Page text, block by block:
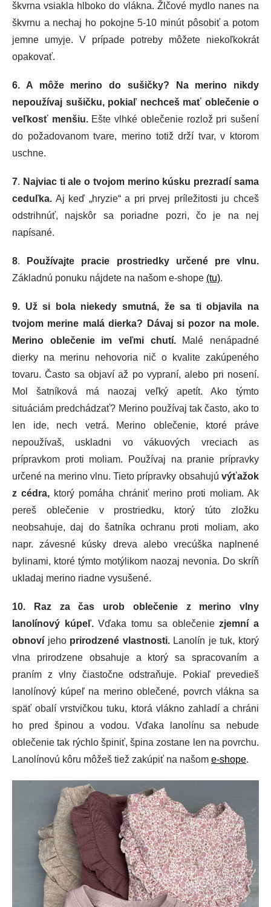
škvrna vsiakla hlboko do vlákna. Žlčové mydlo nanes na
škvrnu a nechaj ho pokojne 5-10 minút pôsobiť a potom
jemne umyje. V prípade potreby môžete niekoľkokrát
opakovať.
6. A môže merino do sušičky? Na merino nikdy
nepoužívaj sušičku, pokiaľ nechceš mať oblečenie o
veľkosť menšiu.Ešte vlhké oblečenie rozlož pri sušení
do požadovanom tvare, merino totiž drží tvar, v ktorom
uschne.
7. Najviac ti ale o tvojom merino kúsku prezradí sama
ceduľka. Aj keď „hryzie“ a pri prvej príležitosti ju chceš
odstrihnúť, najskôr sa poriadne pozri, čo je na nej
napísané.
8.
Používajte pracie prostriedky určené pre vlnu.
Základnú ponuku nájdete na našom e-shope (tu).
9. Už si bola niekedy smutná, že sa ti objavila na
tvojom merine malá dierka? Dávaj si pozor na mole.
Merino oblečenie im veľmi chutí.Malé nenápadné
dierky na merinu nehovoria nič o kvalite zakúpeného
tovaru. Často sa objaví až po vypraní, alebo pri nosení.
Mol šatníková má naozaj veľký apetít. Ako týmto
situáciám predchádzať? Merino používaj tak často, ako to
len ide, nech vetrá. Merino oblečenie, ktoré práve
nepoužívaš, uskladni vo vákuových vreciach as
prípravkom proti moliam. Používaj na pranie prípravky
určené na merino vlnu. Tieto prípravky obsahujú výťažok
z cédra, ktorý pomáha chrániť merino proti moliam. Ak
pereš oblečenie v prostriedku, ktorý túto zložku
neobsahuje, daj do šatníka ochranu proti moliam, ako
napr. závesné kúsky dreva alebo vrecúška naplnené
bylinami, ktoré týmto motýlikom naozaj nevonia. Do skríň
ukladaj merino riadne vysušené.
10. Raz za čas urob oblečenie z merino vlny
lanolínový kúpeľ.Vďaka tomu sa oblečeniezjemní a
obnoví jeho prirodzené vlastnosti.Lanolín je tuk, ktorý
vlna prirodzene obsahuje a ktorý sa spracovaním a
praním z vlny čiastočne odstraňuje. Pokiaľ prevedieš
lanolínový kúpeľ na merino oblečené, povrch vlákna sa
späť obalí vrstvičkou tuku, ktorá vlákno zahladí a chráni
ho pred špinou a vodou. Vďaka lanolínu sa nebude
oblečenie tak rýchlo špiniť, špina zostane len na povrchu.
Lanolínovú kôru môžeš tiež zakúpiť na našom e-shope.